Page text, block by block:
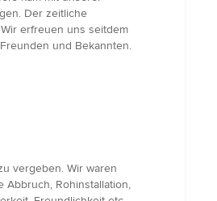
Der zeitliche
erfreuen uns seitdem
und Bekannten.
vergeben. Wir waren
Abbruch, Rohinstallation,